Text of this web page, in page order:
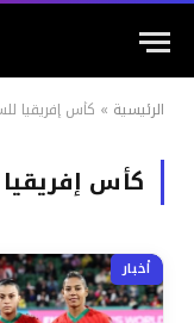
الرئيسية » كأس إفريقيا
كأس
أخبار